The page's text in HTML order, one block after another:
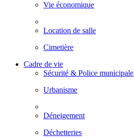
Vie économique
Location de salle
Cimetière
Cadre de vie
Sécurité & Police municipale
Urbanisme
Déneigement
Déchetteries